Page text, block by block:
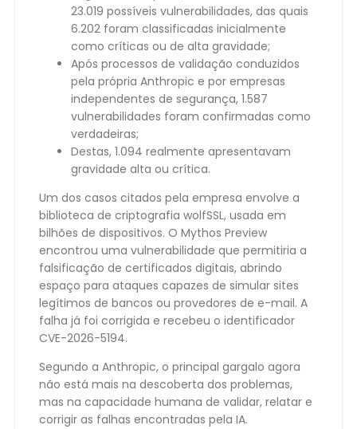
23.019 possíveis vulnerabilidades, das quais
6.202 foram classificadas inicialmente
como críticas ou de alta gravidade;
Após processos de validação conduzidos
pela própria Anthropic e por empresas
independentes de segurança, 1.587
vulnerabilidades foram confirmadas como
verdadeiras;
Destas, 1.094 realmente apresentavam
gravidade alta ou crítica.
Um dos casos citados pela empresa envolve a
biblioteca de criptografia wolfSSL, usada em
bilhões de dispositivos. O Mythos Preview
encontrou uma vulnerabilidade que permitiria a
falsificação de certificados digitais, abrindo
espaço para ataques capazes de simular sites
legítimos de bancos ou provedores de e-mail. A
falha já foi corrigida e recebeu o identificador
CVE-2026-5194.
Segundo a Anthropic, o principal gargalo agora
não está mais na descoberta dos problemas,
mas na capacidade humana de validar, relatar e
corrigir as falhas encontradas pela IA.